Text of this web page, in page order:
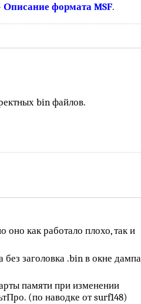
Описание формата MSF.
bin файлов.
как работало плохо, так и
заголовка .bin в окне дампа
памяти при изменении
(по наводке от surf148)